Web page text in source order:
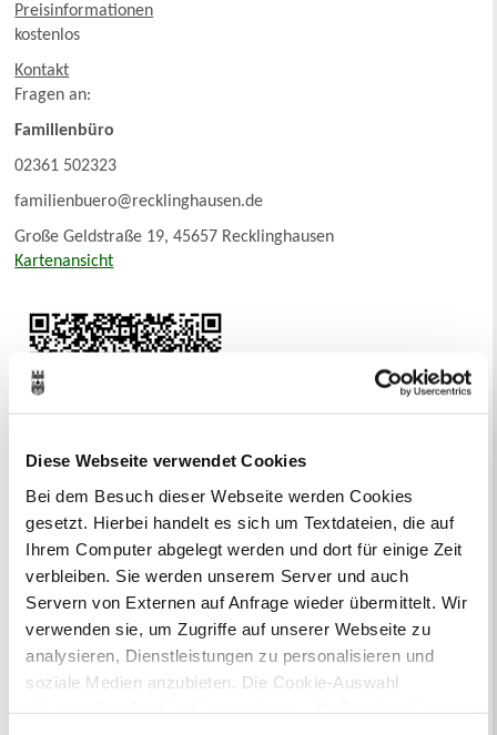
Diese Webseite verwendet Cookies
Bei dem Besuch dieser Webseite werden Cookies
gesetzt. Hierbei handelt es sich um Textdateien, die auf
Ihrem Computer abgelegt werden und dort für einige Zeit
verbleiben. Sie werden unserem Server und auch
Servern von Externen auf Anfrage wieder übermittelt. Wir
verwenden sie, um Zugriffe auf unserer Webseite zu
analysieren, Dienstleistungen zu personalisieren und
soziale Medien anzubieten. Die Cookie-Auswahl
Preisinformationen
kostenlos
Kontakt
Fragen an:
Familienbüro
02361 502323
familienbuero@recklinghausen.de
Große Geldstraße 19, 45657 Recklinghausen
Kartenansicht
Neue Suche
Bürgermeister Tschersich heißt Sie
willkommen